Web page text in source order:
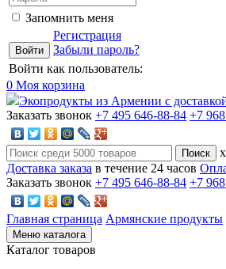
Запомнить меня
Регистрация
Забыли пароль?
Войти как пользователь:
0 Моя корзина
Экопродукты из Армении с
Заказать звонок +7 495 646-88-84 +7
x
Доставка заказа в течение 24 часов
Заказать звонок +7 495 646-88-84 +7
Главная страница Армянские продукты
Меню каталога
Каталог товаров